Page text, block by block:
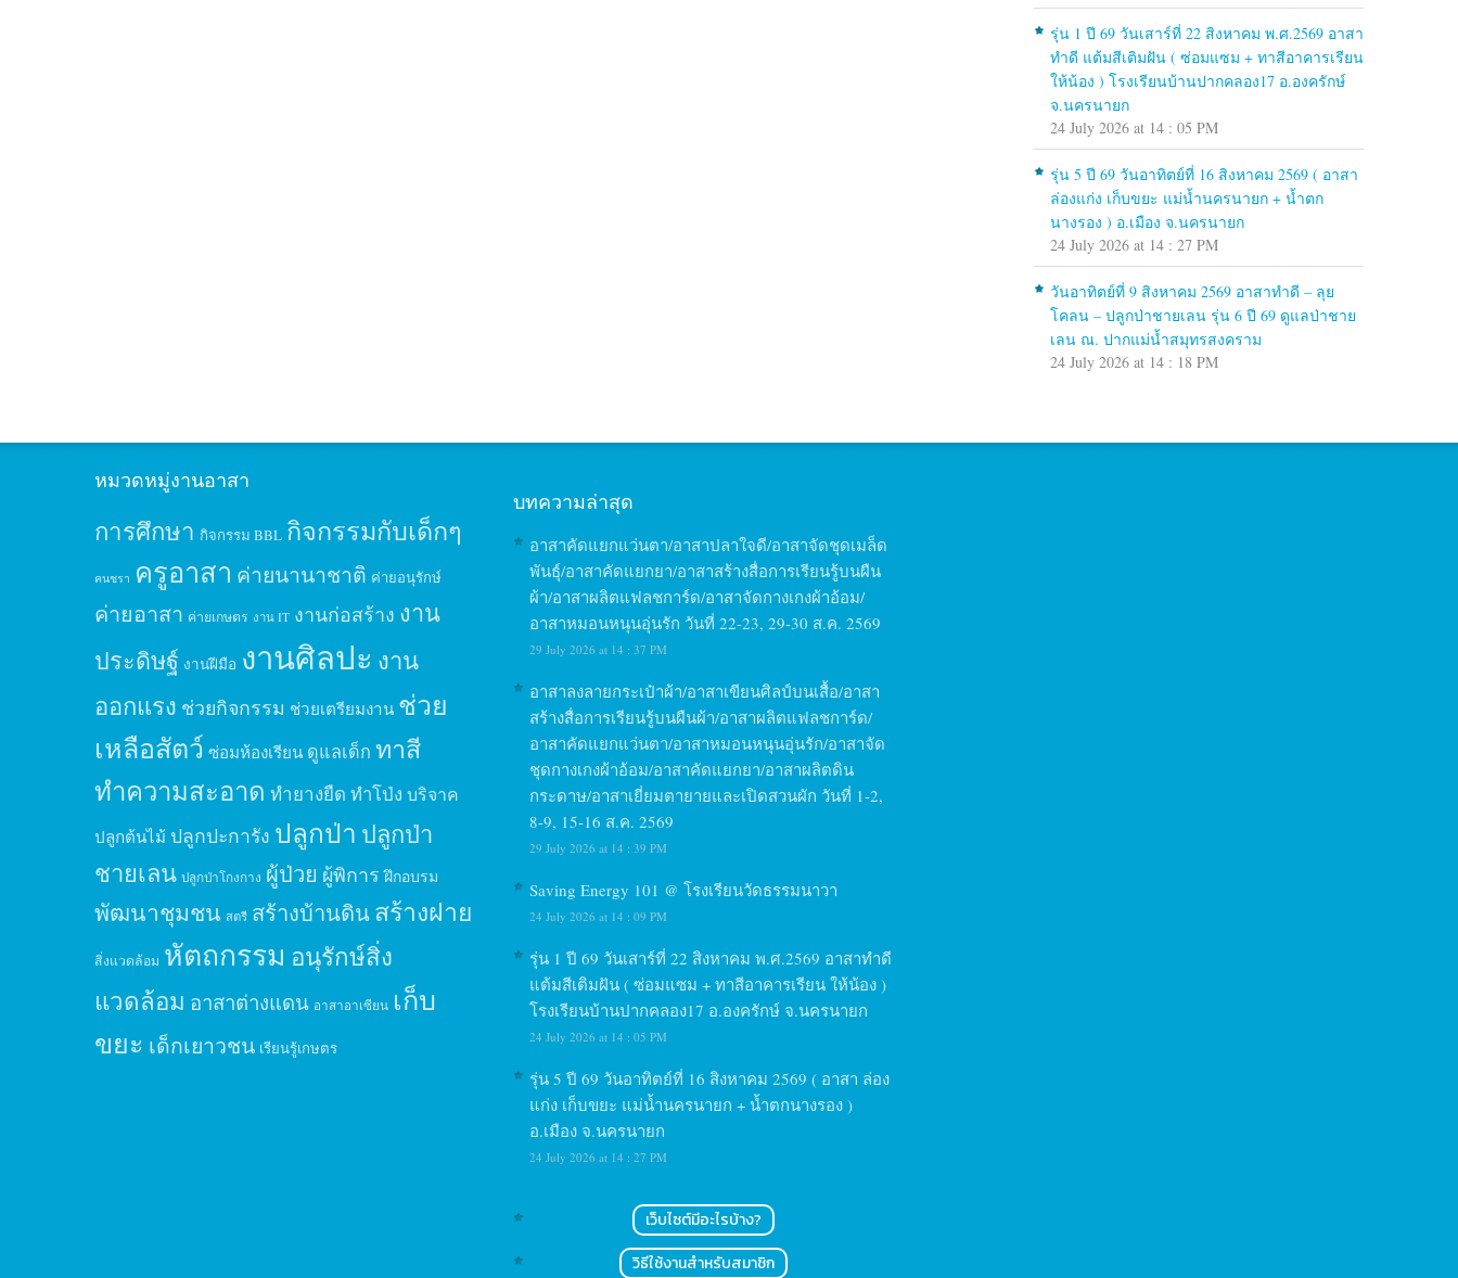
รุ่น 1 ปี 69 วันเสาร์ที่ 22 สิงหาคม พ.ศ.2569 อาสา
ทำดี แต้มสีเติมฝัน ( ซ่อมแซม + ทาสีอาคารเรียน
ให้น้อง ) โรงเรียนบ้านปากคลอง17 อ.องครักษ์
จ.นครนายก
24 July 2026 at 14 : 05 PM
รุ่น 5 ปี 69 วันอาทิตย์ที่ 16 สิงหาคม 2569 ( อาสา
ล่องแก่ง เก็บขยะ แม่น้ำนครนายก + น้ำตก
นางรอง ) อ.เมือง จ.นครนายก
24 July 2026 at 14 : 27 PM
วันอาทิตย์ที่ 9 สิงหาคม 2569 อาสาทำดี – ลุย
โคลน – ปลูกป่าชายเลน รุ่น 6 ปี 69 ดูแลป่าชาย
เลน ณ. ปากแม่น้ำสมุทรสงคราม
24 July 2026 at 14 : 18 PM
หมวดหมู่งานอาสา
การศึกษา กิจกรรม BBL กิจกรรมกับเด็กๆ
คนชรา ครูอาสา ค่ายนานาชาติ ค่ายอนุรักษ์
ค่ายอาสา ค่ายเกษตร งาน IT งานก่อสร้าง งาน
ประดิษฐ์ งานฝีมือ งานศิลปะ งาน
ออกแรง ช่วยกิจกรรม ช่วยเตรียมงาน ช่วย
เหลือสัตว์ ซ่อมห้องเรียน ดูแลเด็ก ทาสี
ทำความสะอาด ทำยางยืด ทำโป่ง บริจาค
ปลูกต้นไม้ ปลูกปะการัง ปลูกป่า ปลูกป่า
ชายเลน ปลูกป่าโกงกาง ผู้ป่วย ผู้พิการ ฝึกอบรม
พัฒนาชุมชน สตรี สร้างบ้านดินสร้างฝาย
สิ่งแวดล้อม หัตถกรรม อนุรักษ์สิ่ง
แวดล้อม อาสาต่างแดน อาสาอาเซียน เก็บ
ขยะ เด็กเยาวชน เรียนรู้เกษตร
บทความล่าสุด
อาสาคัดแยกแว่นตา/อาสาปลาใจดี/อาสาจัดชุดเมล็ด
พันธุ์/อาสาคัดแยกยา/อาสาสร้างสื่อการเรียนรู้บนผืน
ผ้า/อาสาผลิตแฟลชการ์ด/อาสาจัดกางเกงผ้าอ้อม/
อาสาหมอนหนุนอุ่นรัก วันที่ 22-23, 29-30 ส.ค. 2569
29 July 2026 at 14 : 37 PM
อาสาลงลายกระเป๋าผ้า/อาสาเขียนศิลป์บนเสื้อ/อาสา
สร้างสื่อการเรียนรู้บนผืนผ้า/อาสาผลิตแฟลชการ์ด/
อาสาคัดแยกแว่นตา/อาสาหมอนหนุนอุ่นรัก/อาสาจัด
ชุดกางเกงผ้าอ้อม/อาสาคัดแยกยา/อาสาผลิตดิน
กระดาษ/อาสาเยี่ยมตายายและเปิดสวนผัก วันที่ 1-2,
8-9, 15-16 ส.ค. 2569
29 July 2026 at 14 : 39 PM
Saving Energy 101 @ โรงเรียนวัดธรรมนาวา
24 July 2026 at 14 : 09 PM
รุ่น 1 ปี 69 วันเสาร์ที่ 22 สิงหาคม พ.ศ.2569 อาสาทำดี
แต้มสีเติมฝัน ( ซ่อมแซม + ทาสีอาคารเรียน ให้น้อง )
โรงเรียนบ้านปากคลอง17 อ.องครักษ์ จ.นครนายก
24 July 2026 at 14 : 05 PM
รุ่น 5 ปี 69 วันอาทิตย์ที่ 16 สิงหาคม 2569 ( อาสา ล่อง
แก่ง เก็บขยะ แม่น้ำนครนายก + น้ำตกนางรอง )
อ.เมือง จ.นครนายก
24 July 2026 at 14 : 27 PM
เว็บไซต์มีอะไรบ้าง?
วิธีใช้งานสำหรับสมาชิก